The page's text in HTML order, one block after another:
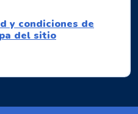
y condiciones de
del sitio